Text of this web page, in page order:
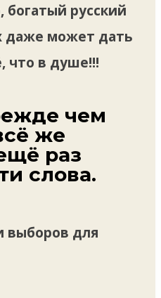
русский
даже может дать
что в душе!!!
чем
же
раз
слова.
выборов для